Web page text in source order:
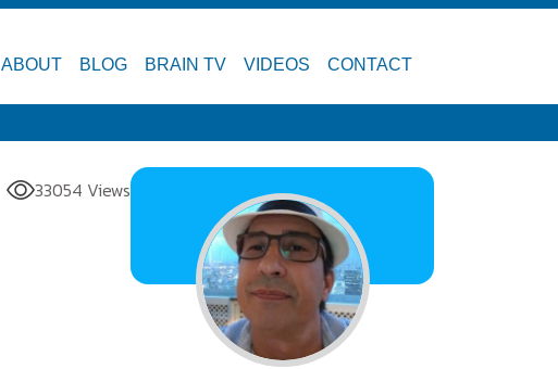
ABOUT BLOG BRAIN TV VIDEOS CONTACT
33054 Views